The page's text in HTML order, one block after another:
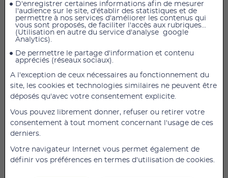
AJOUTER AU PANIER
Valdispert Sommeil Intégral Complément
Alimentaire 30 Comprimés
Description
Aide à s'endormir et à rester endormi en limitant les
Propriétés
Valdispert Sommeil Intégral aide à s'endormir et à
rester endormi en limitant les réveils nocturnes.
Ce complément alimentaire fait partie de la gamme
D'enregistrer certaines informations afin de mesurer
l'audience sur le site, d'établir des statistiques et de
permettre à nos services d'améliorer les contenus qui
vous sont proposés, de faciliter l'accès aux rubriques...
(Utilisation en autre du service d'analyse google
Analytics).
De permettre le partage d'information et contenu
appréciés (réseaux sociaux).
A l'exception de ceux nécessaires au fonctionnement du
site, les cookies et technologies similaires ne peuvent être
déposés qu'avec votre consentement explicite.
Vous pouvez librement donner, refuser ou retirer votre
consentement à tout moment concernant l'usage de ces
derniers.
Votre navigateur Internet vous permet également de
définir vos préférences en termes d'utilisation de cookies.